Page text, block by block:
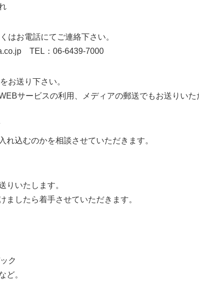
はお電話にてご連絡下さい。
TEL：06-6439-7000
お送り下さい。
サービスの利用、メディアの郵送でもお送りいた
れ込むのかを相談させていただきます。
りいたします。
ましたら着手させていただきます。
ク
ど。